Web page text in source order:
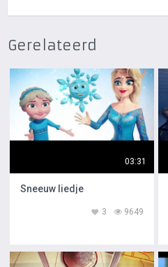
Gerelateerd
03:31
Sneeuw liedje
9649
3